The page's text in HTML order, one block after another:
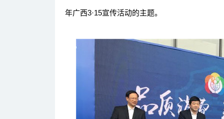
年广西3·15宣传活动的主题。